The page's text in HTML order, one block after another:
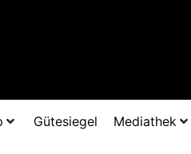
Gütesiegel Mediathek